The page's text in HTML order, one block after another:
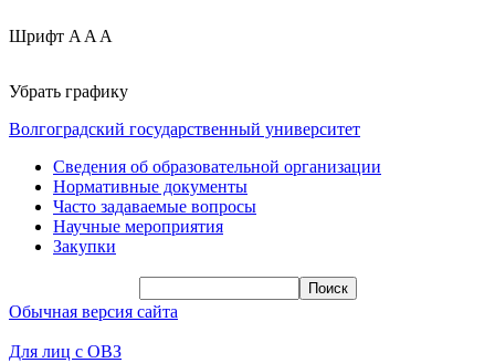
Шрифт A A A
Убрать графику
Волгоградский государственный университет
Сведения об образовательной организации
Нормативные документы
Часто задаваемые вопросы
Научные мероприятия
Закупки
Обычная версия сайта
Для лиц с ОВЗ